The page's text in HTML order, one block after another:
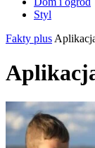
Styl
Fakty plus